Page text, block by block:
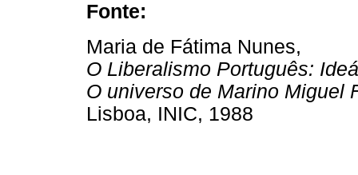
Fonte:
Maria de Fátima Nunes,
O Liberalismo Português:
O universo de Marino Miguel
Lisboa, INIC, 1988